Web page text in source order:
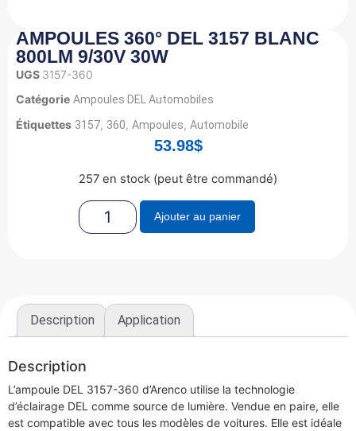
AMPOULES 360° DEL 3157 BLANC
800LM 9/30V 30W
UGS 3157-360
Catégorie Ampoules DEL Automobiles
Étiquettes 3157, 360, Ampoules, Automobile
53.98$
257 en stock (peut être commandé)
Ajouter au panier
Description Application
Description
L’ampoule DEL 3157-360 d’Arenco utilise la technologie
d’éclairage DEL comme source de lumière. Vendue en paire, elle
est compatible avec tous les modèles de voitures. Elle est idéale